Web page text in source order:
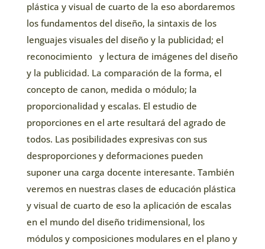
plástica y visual de cuarto de la eso abordaremos
los fundamentos del diseño, la sintaxis de los
lenguajes visuales del diseño y la publicidad; el
reconocimiento y lectura de imágenes del diseño
y la publicidad. La comparación de la forma, el
concepto de canon, medida o módulo; la
proporcionalidad y escalas. El estudio de
proporciones en el arte resultará del agrado de
todos. Las posibilidades expresivas con sus
desproporciones y deformaciones pueden
suponer una carga docente interesante. También
veremos en nuestras clases de educación plástica
y visual de cuarto de eso la aplicación de escalas
en el mundo del diseño tridimensional, los
módulos y composiciones modulares en el plano y